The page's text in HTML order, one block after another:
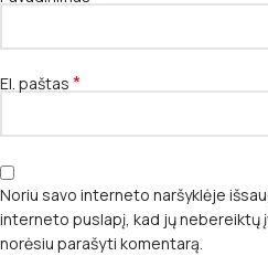
El. paštas *
Noriu savo interneto naršyklėje
interneto puslapį, kad jų nebereiktų
norėsiu parašyti komentarą.